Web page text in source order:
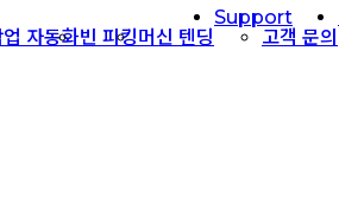
자동화빈 피킹머신 텐딩
Support
고객 문의